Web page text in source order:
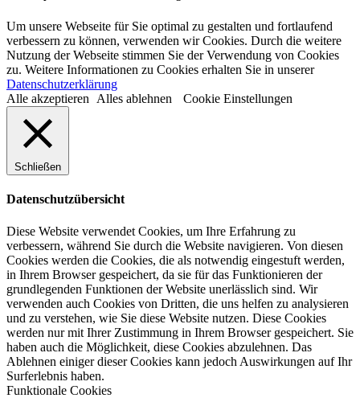
Um unsere Webseite für Sie optimal zu gestalten und fortlaufend
verbessern zu können, verwenden wir Cookies. Durch die weitere
Nutzung der Webseite stimmen Sie der Verwendung von Cookies
zu. Weitere Informationen zu Cookies erhalten Sie in unserer
Datenschutzerklärung
Alle akzeptieren
Alles ablehnen Cookie Einstellungen
Schließen
Datenschutzübersicht
Diese Website verwendet Cookies, um Ihre Erfahrung zu
verbessern, während Sie durch die Website navigieren. Von diesen
Cookies werden die Cookies, die als notwendig eingestuft werden,
in Ihrem Browser gespeichert, da sie für das Funktionieren der
grundlegenden Funktionen der Website unerlässlich sind. Wir
verwenden auch Cookies von Dritten, die uns helfen zu analysieren
und zu verstehen, wie Sie diese Website nutzen. Diese Cookies
werden nur mit Ihrer Zustimmung in Ihrem Browser gespeichert. Sie
haben auch die Möglichkeit, diese Cookies abzulehnen. Das
Ablehnen einiger dieser Cookies kann jedoch Auswirkungen auf Ihr
Surferlebnis haben.
Funktionale Cookies